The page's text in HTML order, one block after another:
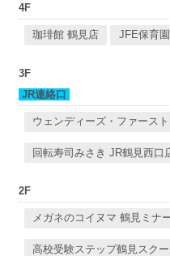
4F
珈琲館 鶴見店 JFE保育
3F
JR連絡口
ウェンディーズ・ファース
回転寿司みさき JR鶴見西口
2F
メガネのコイヌマ 鶴見ミナ
高校受験ステップ鶴見スク